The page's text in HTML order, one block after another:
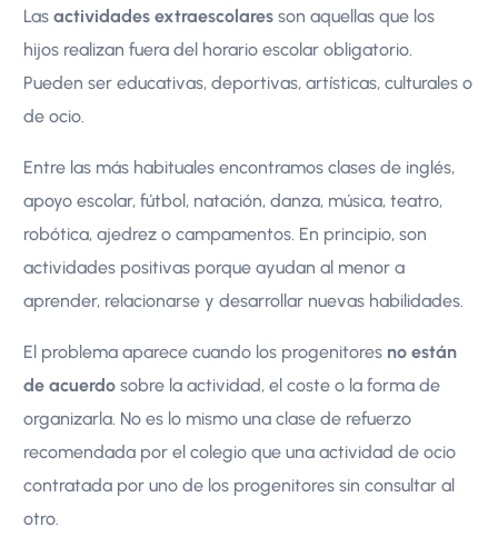
Lasactividades extraescolares son aquellas que los
hijos realizan fuera del horario escolar obligatorio.
Pueden ser educativas, deportivas, artísticas, culturales o
de ocio.
Entre las más habituales encontramos clases de inglés,
apoyo escolar, fútbol, natación, danza, música, teatro,
robótica, ajedrez o campamentos. En principio, son
actividades positivas porque ayudan al menor a
aprender, relacionarse y desarrollar nuevas habilidades.
El problema aparece cuando los progenitores no están
de acuerdo sobre la actividad, el coste o la forma de
organizarla. No es lo mismo una clase de refuerzo
recomendada por el colegio que una actividad de ocio
contratada por uno de los progenitores sin consultar al
otro.